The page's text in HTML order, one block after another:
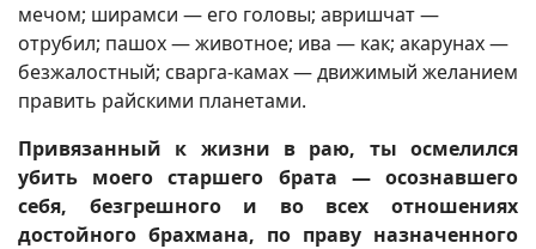
мечом; ширамси — его головы; авришчат —
отрубил; пашох — животное; ива — как; акарунах —
безжалостный; сварга-камах — движимый желанием
править райскими планетами.
Привязанный к жизни в раю, ты осмелился
убить моего старшего брата — осознавшего
себя, безгрешного и во всех отношениях
достойного брахмана, по праву назначенного